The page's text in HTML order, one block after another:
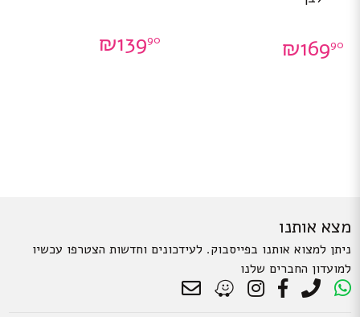
₪16990
₪13990
מצא אותנו
ניתן למצוא אותנו בפייסבוק. לעידכונים וחדשות הצטרפו עכשיו
למועדון החברים שלנו